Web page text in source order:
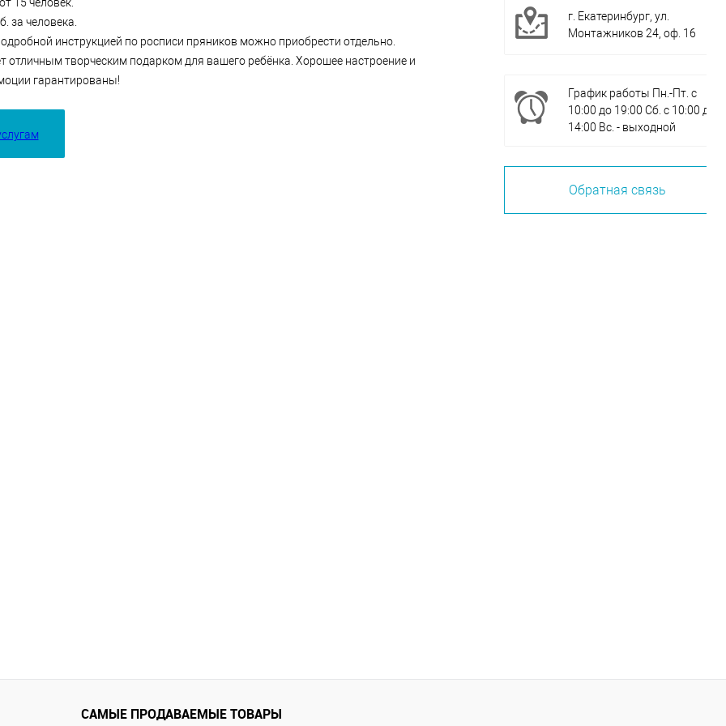
15 человек.
за человека.
инструкцией по росписи пряников можно приобрести отдельно.
отличным творческим подарком для вашего ребёнка. Хорошее настроение и
гарантированы!
г. Екатеринбург, ул.
Монтажников 24, оф. 16
График работы Пн.-Пт. с
10:00 до 19:00 Сб. с 10:00 до
14:00 Вс. - выходной
Обратная связь
САМЫЕ ПРОДАВАЕМЫЕ ТОВАРЫ